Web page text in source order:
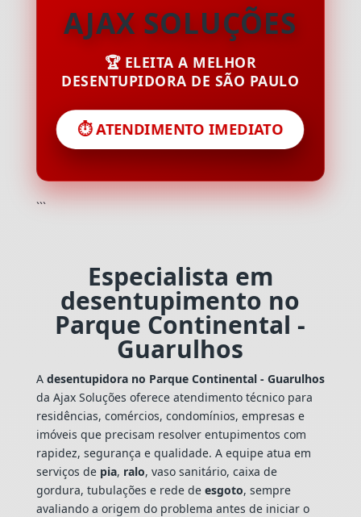
AJAX SOLUÇÕES
🏆 ELEITA A MELHOR
DESENTUPIDORA DE SÃO PAULO
⏱️ ATENDIMENTO IMEDIATO
```
Especialista em
desentupimento no
Parque Continental -
Guarulhos
A desentupidora no Parque Continental - Guarulhos
da Ajax Soluções oferece atendimento técnico para
residências, comércios, condomínios, empresas e
imóveis que precisam resolver entupimentos com
rapidez, segurança e qualidade. A equipe atua em
serviços de pia, ralo, vaso sanitário, caixa de
gordura, tubulações e rede de esgoto, sempre
avaliando a origem do problema antes de iniciar o